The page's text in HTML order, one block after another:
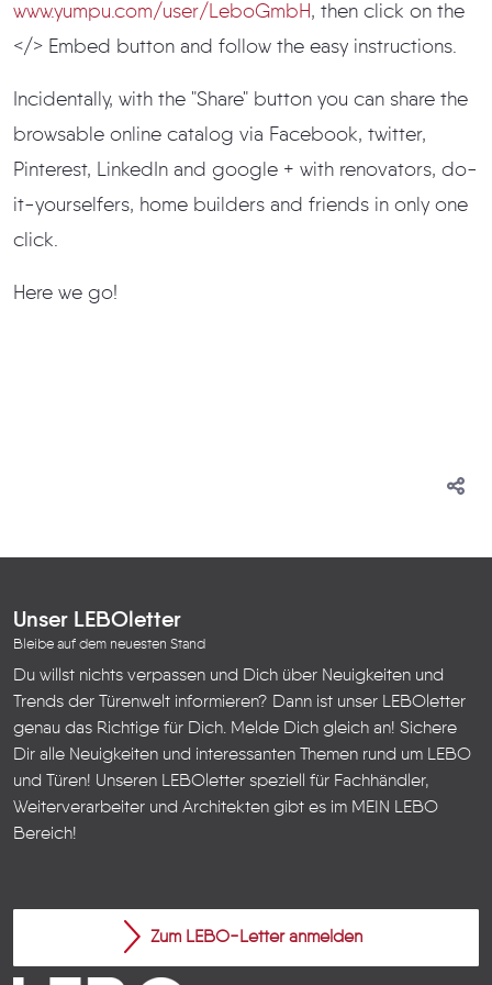
www.yumpu.com/user/LeboGmbH, then click on the
</> Embed button and follow the easy instructions.
Incidentally, with the "Share" button you can share the
browsable online catalog via Facebook, twitter,
Pinterest, LinkedIn and google + with renovators, do-
it-yourselfers, home builders and friends in only one
click.
Here we go!
Unser LEBOletter
Bleibe auf dem neuesten Stand
Du willst nichts verpassen und Dich über Neuigkeiten und
Trends der Türenwelt informieren? Dann ist unser LEBOletter
genau das Richtige für Dich. Melde Dich gleich an! Sichere
Dir alle Neuigkeiten und interessanten Themen rund um LEBO
und Türen! Unseren LEBOletter speziell für Fachhändler,
Weiterverarbeiter und Architekten gibt es im MEIN LEBO
Bereich!
Zum LEBO-Letter anmelden